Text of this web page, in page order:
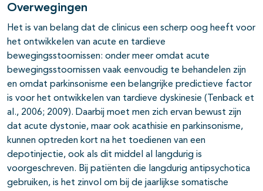
open- en dichtklappen
open- en dichtklappen
open- en dichtklappen
open- en dichtklappen
open- en dichtklappen
Overwegingen
Het is van belang dat de clinicus een scherp oog heeft voor
het ontwik­kelen van acute en tardieve
bewegingsstoornissen: onder meer omdat acute
bewegingsstoornissen vaak eenvoudig te behandelen zijn
en omdat parkinsonisme een belangrijke predictieve factor
is voor het ontwikkelen van tardieve dyskinesie (Tenback et
al., 2006; 2009). Daarbij moet men zich ervan bewust zijn
dat acute dystonie, maar ook acathisie en parkinsonisme,
kunnen optreden kort na het toedienen van een
depotinjectie, ook als dit middel al langdurig is
voorgeschreven. Bij patiënten die langdurig antipsychotica
gebruiken, is het zinvol om bij de jaarlijkse somatische